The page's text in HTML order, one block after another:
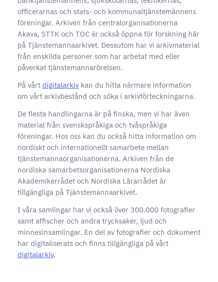
officerarnas och stats- och kommunaltjänstemännens
föreningar. Arkiven från centralorganisationerna
Akava, STTK och TOC är också öppna för forskning här
på Tjänstemannaarkivet. Dessutom har vi arkivmaterial
från enskilda personer som har arbetat med eller
påverkat tjänstemannarörelsen.
På vårt digitalarkivkan du hitta närmare information
om vårt arkivbestånd och söka i arkivförteckningarna.
De flesta handlingarna är på finska, men vi har även
material från svenskspråkiga och tvåspråkiga
föreningar. Hos oss kan du också hitta information om
nordiskt och internationellt samarbete mellan
tjänstemannaorganisationerna. Arkiven från de
nordiska samarbetsorganisationerna Nordiska
Akademikerrådet och Nordiska Lärarrådet är
tillgängliga på Tjänstemannaarkivet.
I våra samlingar har vi också över 300.000 fotografier
samt affischer och andra trycksaker, ljud och
minnesinsamlingar. En del av fotografier och dokument
har digitaliserats och finns tillgängliga på vårt
digitalarkiv.